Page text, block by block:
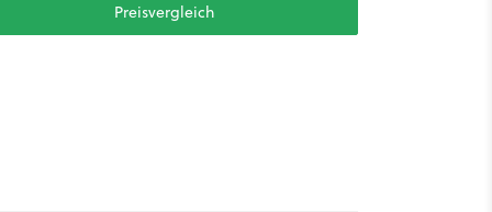
Preisvergleich